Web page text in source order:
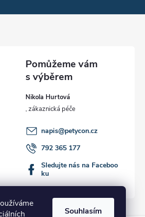
Souhlasím
Nikola Hurtová
napis@petycon.cz
792 365 177
Sledujte nás na Faceboo
ku